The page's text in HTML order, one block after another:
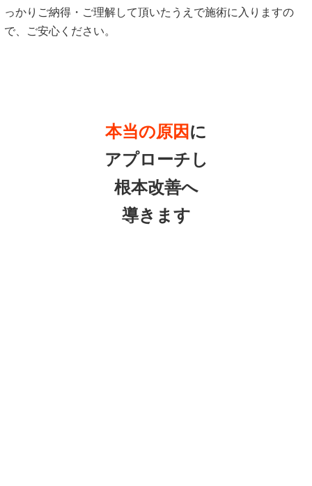
っかりご納得・ご理解して頂いたうえで施術に入りますの
で、ご安心ください。
本当の原因 に
アプローチし
根本改善へ
導きます